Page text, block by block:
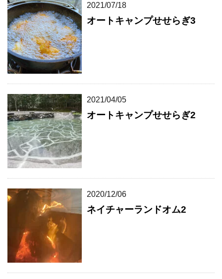
2021/07/18
オートキャンプせせらぎ3
2021/04/05
オートキャンプせせらぎ2
2020/12/06
ネイチャーランドオム2